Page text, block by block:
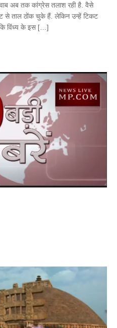
अब तक कांग्रेस तलाश रही है. वैसे
से ताल ठोंक चुके हैं. लेकिन उन्हें टिकट
विंध्य के इस […]